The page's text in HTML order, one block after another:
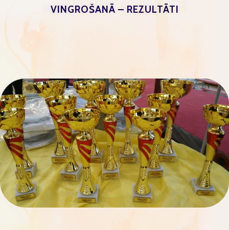
VINGROŠANĀ – REZULTĀTI